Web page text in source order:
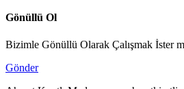
Gönüllü Ol
Bizimle Gönüllü Olarak Çalışmak İster
Gönder